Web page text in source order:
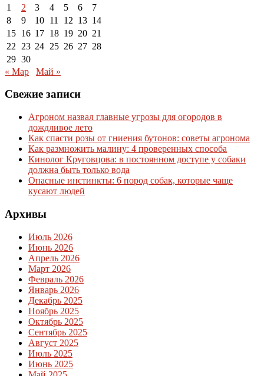
1
2 3 4 5 6
7
8
9 10 11 12 13 14
15 16 17 18 19 20 21
22
23 24 25 26 27 28
29 30
« Мар
Май »
Свежие записи
Агроном назвал главные угрозы для огородов в
дождливое лето
Как спасти розы от гниения бутонов: советы агронома
Как размножить малину: 4 проверенных способа
Кинолог Круговцова: в постоянном доступе у собаки
должна быть только вода
Опасные инстинкты: 6 пород собак, которые чаще
кусают людей
Архивы
Июль 2026
Июнь 2026
Апрель 2026
Март 2026
Февраль 2026
Январь 2026
Декабрь 2025
Ноябрь 2025
Октябрь 2025
Сентябрь 2025
Август 2025
Июль 2025
Июнь 2025